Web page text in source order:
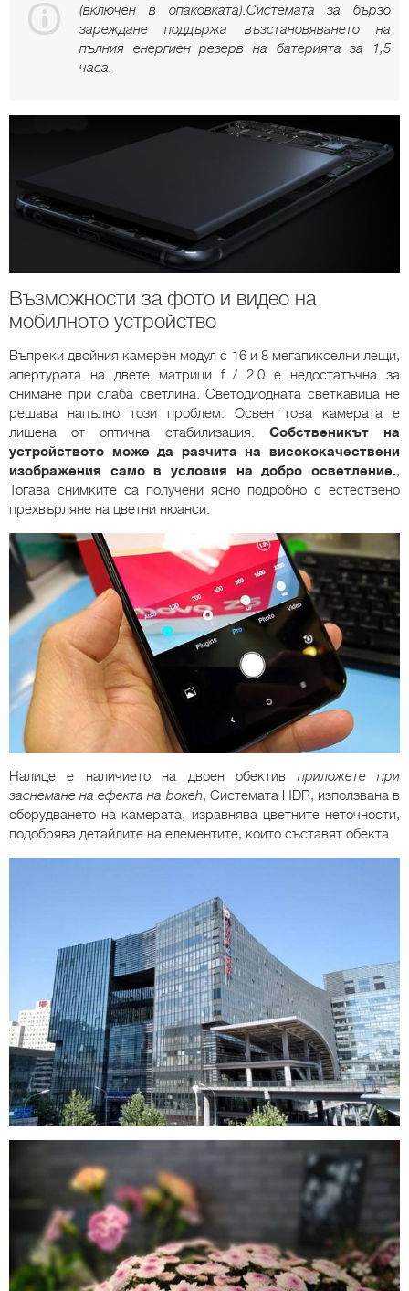
(включен в опаковката).Системата за бързо
зареждане поддържа възстановяването на
пълния енергиен резерв на батерията за 1,5
часа.
Възможности за фото и видео на
мобилното устройство
Въпреки двойния камерен модул с 16 и 8 мегапикселни лещи,
апертурата на двете матрици f / 2.0 е недостатъчна за
снимане при слаба светлина. Светодиодната светкавица не
решава напълно този проблем. Освен това камерата е
лишена от оптична стабилизация. Собственикът на
устройството може да разчита на висококачествени
изображения само в условия на добро осветление.,
Тогава снимките са получени ясно подробно с естествено
прехвърляне на цветни нюанси.
Налице е наличието на двоен обектив приложете при
заснемане на ефекта на bokeh, Системата HDR, използвана в
оборудването на камерата, изравнява цветните неточности,
подобрява детайлите на елементите, които съставят обекта.